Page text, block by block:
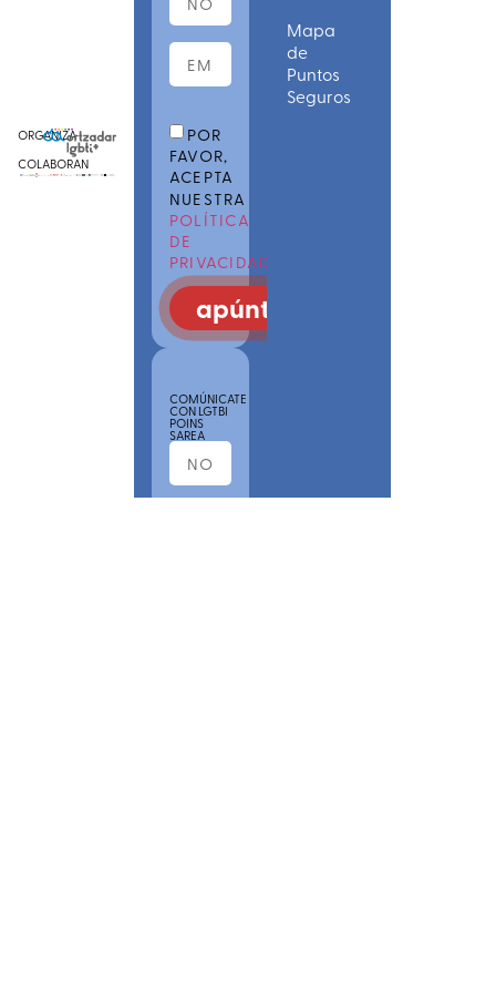
ORGANIZA
COLABORAN
POR
FAVOR,
ACEPTA
NUESTRA
POLÍTICA
DE
PRIVACIDAD
apúntate
COMÚNICATE
CON LGTBI
POINS
SAREA
Mapa
de
Puntos
Seguros